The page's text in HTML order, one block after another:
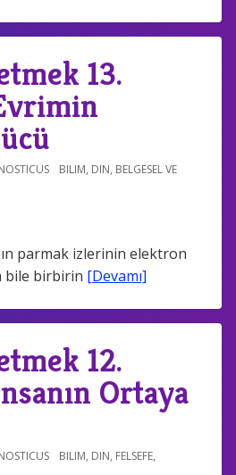
13.
BILIM, DIN, BELGESEL VE
parmak izlerinin elektron
bile birbirin [Devamı]
12.
Ortaya
BILIM, DIN, FELSEFE,